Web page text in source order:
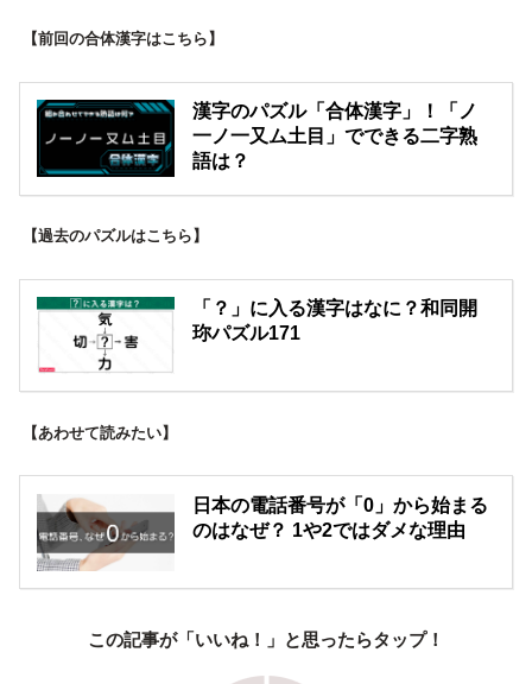
【前回の合体漢字はこちら】
漢字のパズル「合体漢字」！「ノ
一ノ一又ム土目」でできる二字熟
語は？
【過去のパズルはこちら】
「？」に入る漢字はなに？和同開
珎パズル171
【あわせて読みたい】
日本の電話番号が「0」から始まる
のはなぜ？ 1や2ではダメな理由
この記事が「いいね！」と思ったらタップ！